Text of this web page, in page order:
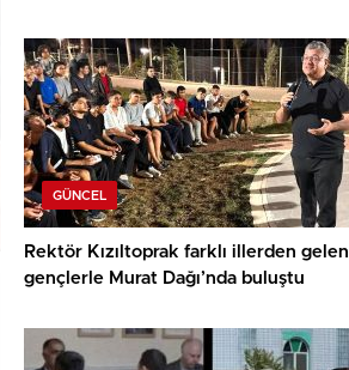
GÜNCEL
Rektör Kızıltoprak farklı illerden gelen
gençlerle Murat Dağı’nda buluştu